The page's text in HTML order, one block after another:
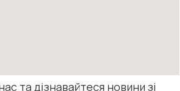
та дізнавайтеся новини зі